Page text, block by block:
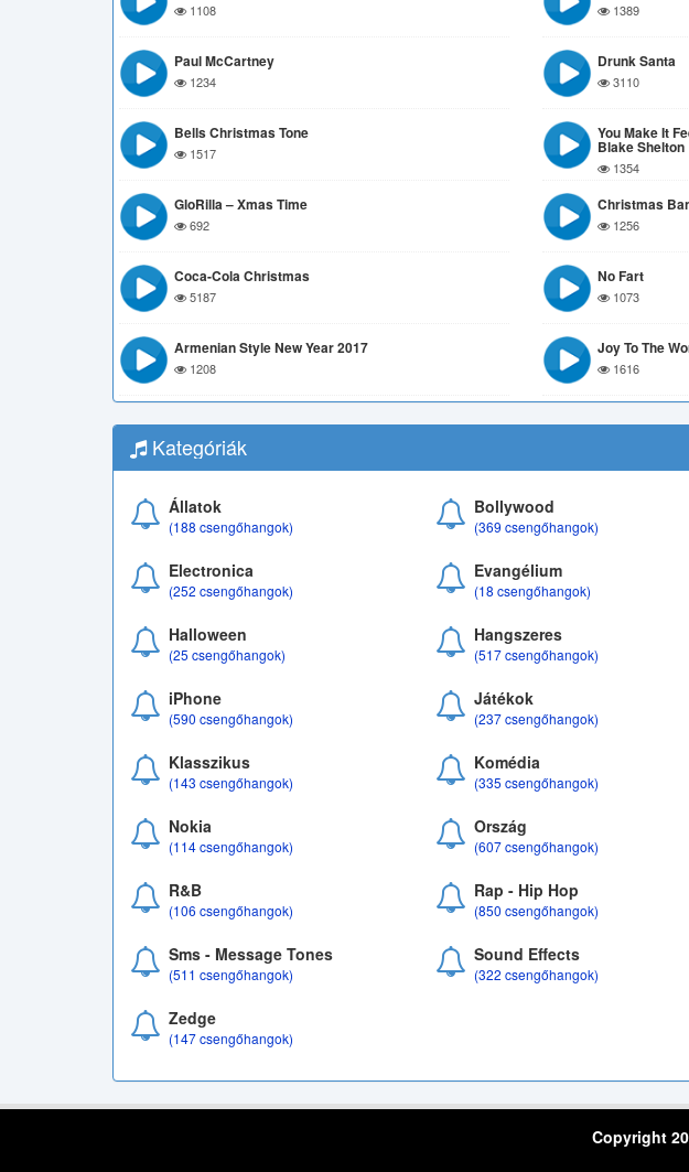
1108 1389
Paul McCartney
1234
Drunk Santa
3110
Bells Christmas Tone
1517
You Make It
Blake Shelton
1354
GloRilla – Xmas Time
692
Christmas
1256
Coca-Cola Christmas
5187
No Fart
1073
Armenian Style New Year 2017
1208
Joy To The
1616
Kategóriák
Állatok
(188 csengőhangok)
Bollywood
(369 csengőhangok)
Electronica
(252 csengőhangok)
Evangélium
(18 csengőhangok)
Halloween
(25 csengőhangok)
Hangszeres
(517 csengőhangok)
iPhone
(590 csengőhangok)
Játékok
(237 csengőhangok)
Klasszikus
(143 csengőhangok)
Komédia
(335 csengőhangok)
Nokia
(114 csengőhangok)
Ország
(607 csengőhangok)
R&B
(106 csengőhangok)
Rap - Hip Hop
(850 csengőhangok)
Sms - Message Tones
(511 csengőhangok)
Sound Effects
(322 csengőhangok)
Zedge
(147 csengőhangok)
Copyright